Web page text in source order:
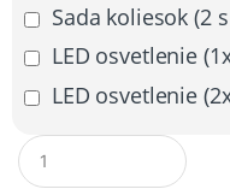
Sada koliesok (2
LED osvetlenie
LED osvetlenie
Q
u